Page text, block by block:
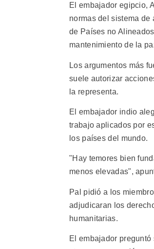
El embajador egipcio,
normas del sistema
de Países no
mantenimiento de la
Los argumentos más
suele autorizar
la representa.
El embajador indio
trabajo aplicados por
los países del mundo.
"Hay temores bien
menos elevadas",
Pal pidió a los
adjudicaran los
humanitarias.
El embajador